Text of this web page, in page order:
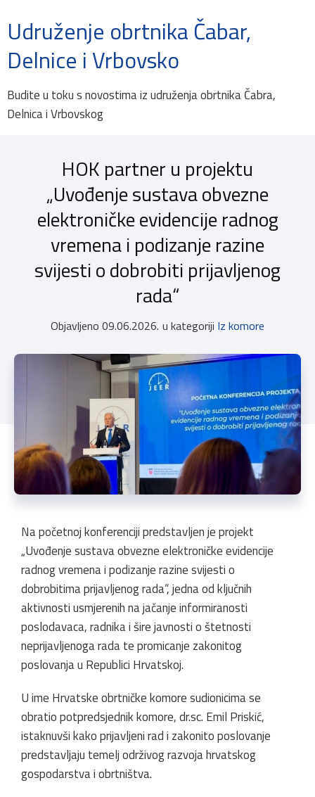
Udruženje obrtnika Čabar,
Delnice i Vrbovsko
Budite u toku s novostima iz udruženja obrtnika Čabra,
Delnica i Vrbovskog
HOK partner u projektu
„Uvođenje sustava obvezne
elektroničke evidencije radnog
vremena i podizanje razine
svijesti o dobrobiti prijavljenog
rada“
Objavljeno 09.06.2026. u kategoriji Iz komore
Na početnoj konferenciji predstavljen je projekt
„Uvođenje sustava obvezne elektroničke evidencije
radnog vremena i podizanje razine svijesti o
dobrobitima prijavljenog rada“, jedna od ključnih
aktivnosti usmjerenih na jačanje informiranosti
poslodavaca, radnika i šire javnosti o štetnosti
neprijavljenoga rada te promicanje zakonitog
poslovanja u Republici Hrvatskoj.
U ime Hrvatske obrtničke komore sudionicima se
obratio potpredsjednik komore, dr.sc. Emil Priskić,
istaknuvši kako prijavljeni rad i zakonito poslovanje
predstavljaju temelj održivog razvoja hrvatskog
gospodarstva i obrtništva.